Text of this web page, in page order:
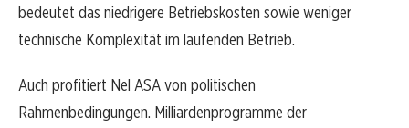
bedeutet das niedrigere Betriebskosten sowie weniger
technische Komplexität im laufenden Betrieb.
Auch profitiert Nel ASA von politischen
Rahmenbedingungen. Milliardenprogramme der